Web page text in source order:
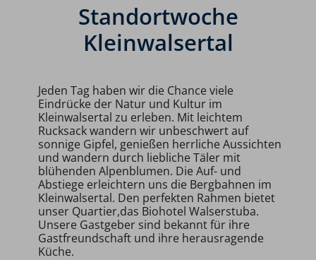
Standortwoche
Kleinwalsertal
Jeden Tag haben wir die Chance viele
Eindrücke der Natur und Kultur im
Kleinwalsertal zu erleben. Mit leichtem
Rucksack wandern wir unbeschwert auf
sonnige Gipfel, genießen herrliche Aussichten
und wandern durch liebliche Täler mit
blühenden Alpenblumen. Die Auf- und
Abstiege erleichtern uns die Bergbahnen im
Kleinwalsertal. Den perfekten Rahmen bietet
unser Quartier,das Biohotel Walserstuba.
Unsere Gastgeber sind bekannt für ihre
Gastfreundschaft und ihre herausragende
Küche.